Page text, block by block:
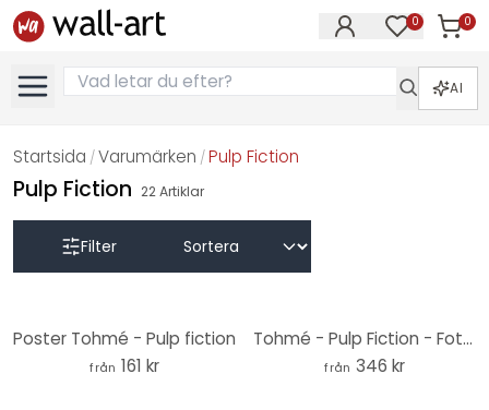
0 0
AI
Startsida /Varumärken /Pulp Fiction
Pulp Fiction 22Artiklar
Filter
Poster Tohmé - Pulp fiction
från 161 kr
Tohmé - Pulp Fiction - Fototapet, rund - non-woven tapet/självhäftande non-woven tapet
från 346 kr